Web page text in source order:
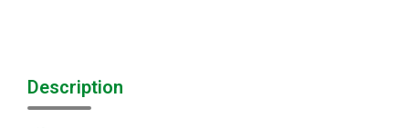
Extranet Vendeur/acquéreur
Description